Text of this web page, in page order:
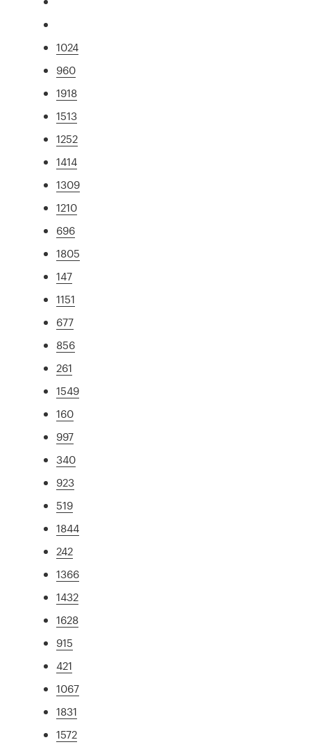
1024
960
1918
1513
1252
1414
1309
1210
696
1805
147
1151
677
856
261
1549
160
997
340
923
519
1844
242
1366
1432
1628
915
421
1067
1831
1572